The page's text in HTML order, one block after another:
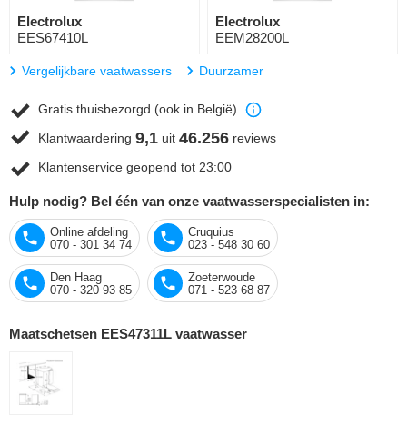
Electrolux
EES67410L
Electrolux
EEM28200L
Vergelijkbare vaatwassers Duurzamer
Gratis thuisbezorgd (ook in België)
Klantwaardering 9,1 uit 46.256 reviews
Klantenservice geopend tot 23:00
Hulp nodig? Bel één van onze vaatwasserspecialisten in:
Online afdeling
070 - 301 34 74
Cruquius
023 - 548 30 60
Den Haag
070 - 320 93 85
Zoeterwoude
071 - 523 68 87
Maatschetsen EES47311L vaatwasser